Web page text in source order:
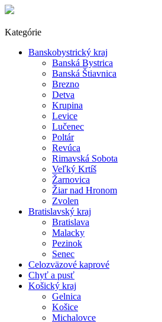
Kategórie
Banskobystrický kraj
Banská Bystrica
Banská Štiavnica
Brezno
Detva
Krupina
Levice
Lučenec
Poltár
Revúca
Rimavská Sobota
Veľký Krtíš
Žarnovica
Žiar nad Hronom
Zvolen
Bratislavský kraj
Bratislava
Malacky
Pezinok
Senec
Celozväzové kaprové
Chyť a pusť
Košický kraj
Gelnica
Košice
Michalovce